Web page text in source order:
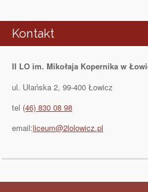
Kontakt
II LO im. Mikołaja Kopernika w
ul. Ułańska 2, 99-400 Łowicz
tel (46) 830 08 98
email:liceum@2lolowicz.pl